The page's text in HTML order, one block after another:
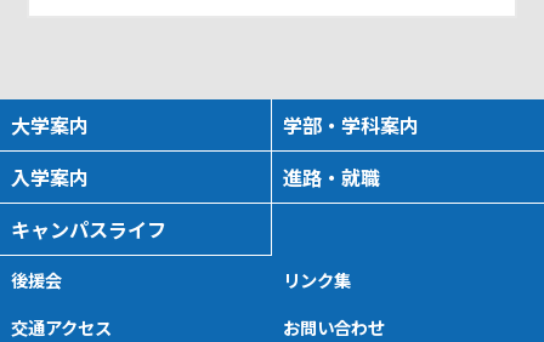
大学案内
学部・学科案内
入学案内
進路・就職
キャンパスライフ
後援会
リンク集
交通アクセス
お問い合わせ